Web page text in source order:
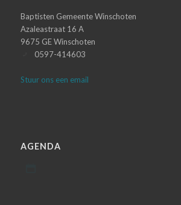
Baptisten Gemeente Winschoten
Azaleastraat 16 A
9675 GE Winschoten
0597-414603
Stuur ons een email
AGENDA